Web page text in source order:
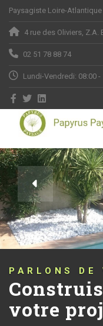
Paysagiste Loire-
4 rue des Oliviers, Z.A.
02 51 78 88 74
Lundi-Vendredi: 08:00 -
PARLONS DE
votre